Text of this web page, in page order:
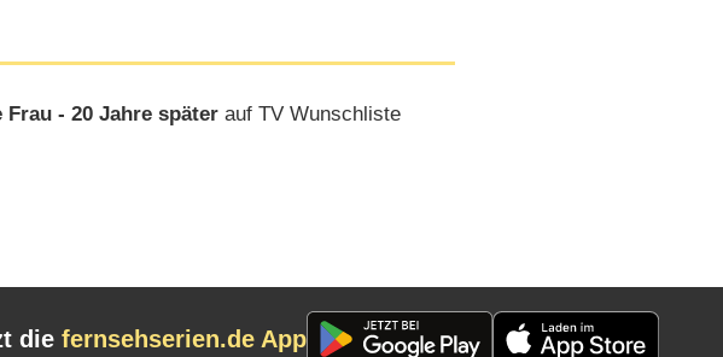
Frau - 20 Jahre später auf TV Wunschliste
die fernsehserien.de App